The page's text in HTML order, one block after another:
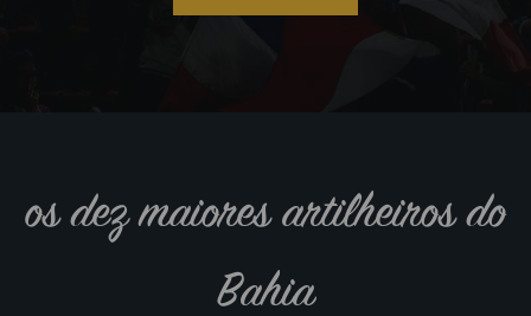
os dez maiores artilheiros do
Bahia